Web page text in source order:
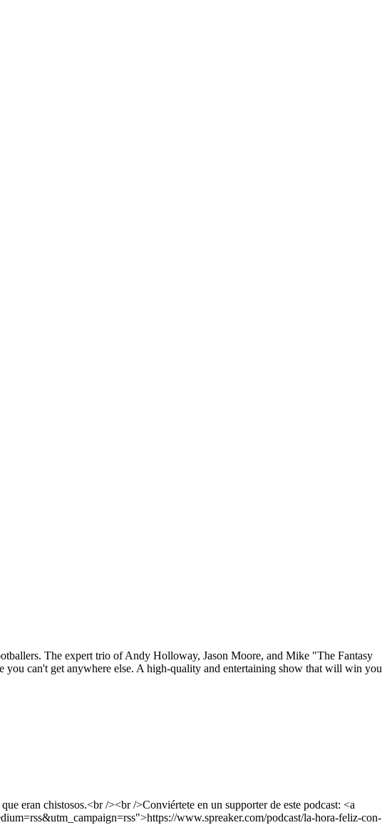
The expert trio of Andy Holloway, Jason Moore, and Mike "The Fantasy
can't get anywhere else. A high-quality and entertaining show that will win you
eran chistosos.<br /><br />Conviértete en un supporter de este podcast: <a
www.spreaker.com/podcast/la-hora-feliz-con-